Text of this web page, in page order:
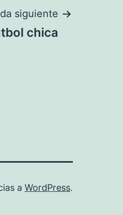
siguiente
chica
a WordPress.